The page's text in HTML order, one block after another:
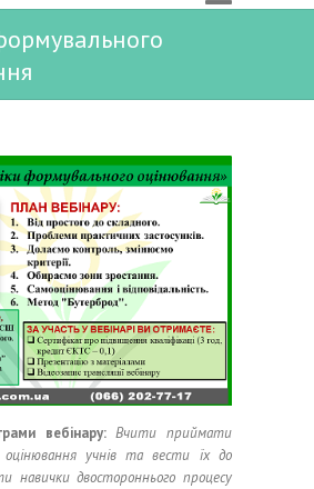
вебінару:Вчити приймати
учнів та вести їх до
навички двостороннього процесу